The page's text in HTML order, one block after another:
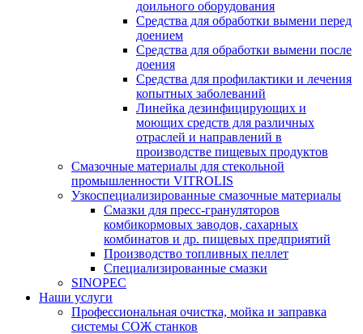
доильного оборудования
Средства для обработки вымени перед
доением
Средства для обработки вымени после
доения
Средства для профилактики и лечения
копытных заболеваний
Линейка дезинфицирующих и
моющих средств для различных
отраслей и направлений в
производстве пищевых продуктов
Смазочные материалы для стекольной
промышленности VITROLIS
Узкоспециализированные смазочные материалы
Смазки для пресс-грануляторов
комбикормовых заводов, сахарных
комбинатов и др. пищевых предприятий
Производство топливных пеллет
Специализированные смазки
SINOPEC
Наши услуги
Профессиональная очистка, мойка и заправка
системы СОЖ станков